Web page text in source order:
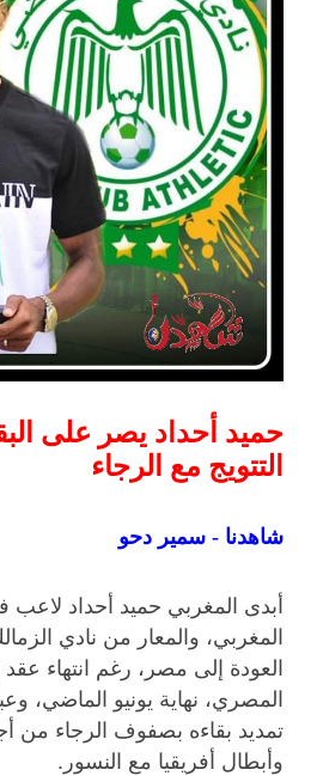
حميد أحداد يصر على
التتويج مع الرجاء
شاهدنا - سمير دحو
أبدى المغربي حميد أحداد لاعب
المغربي، والمعار من نادي
العودة إلى مصر، رغم انتهاء
المصري، نهاية يونيو الماضي،
تمديد بقاءه بصفوف الرجاء من
وأبطال أفريقيا مع النسور.